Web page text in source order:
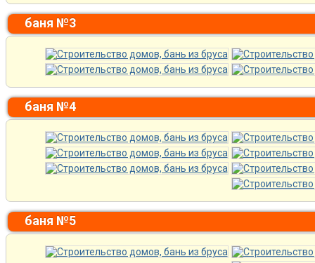
баня №3
баня №4
баня №5